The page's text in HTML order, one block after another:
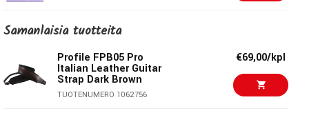
Italian Leather Strap
TUOTENUMERO 1054742
Ernie Ball EB-4135
Italian Leather Strap
€80,00/kpl
Ernie Ball 2211 Mondo
Slinky Nickel
TUOTENUMERO 1063288
Hagstrom Viking
Baritone Black
€859,00/kpl
Samanlaisia ​​tuotteita
Profile FPB05 Pro
Italian Leather Guitar
Strap Dark Brown
TUOTENUMERO 1062756
€69,00/kpl